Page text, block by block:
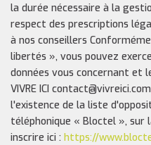
la durée nécessaire à la
respect des prescriptions
à nos conseillers
libertés », vous pouvez
données vous concernant
VIVRE ICI
l'existence de la liste
téléphonique « Bloctel », sur
inscrire ici : https://